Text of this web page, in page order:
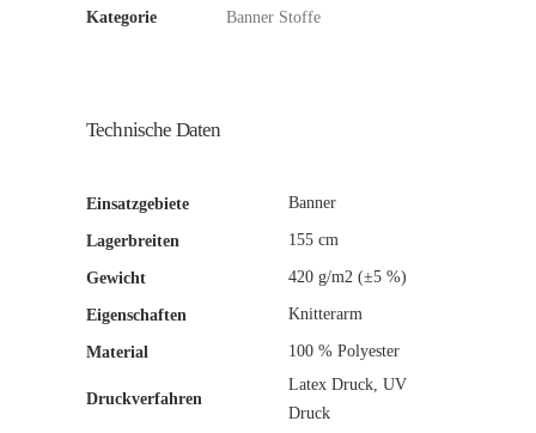
Kategorie
Banner Stoffe
Technische Daten
Einsatzgebiete Banner
Lagerbreiten 155 cm
Gewicht 420 g/m2 (±5 %)
Eigenschaften Knitterarm
Material 100 % Polyester
Druckverfahren
Latex Druck, UV
Druck